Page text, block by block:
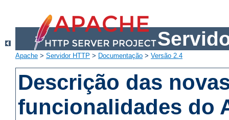
Apache > Servidor HTTP > Documentação > Versão 2.4
Descrição das
funcionalidades do